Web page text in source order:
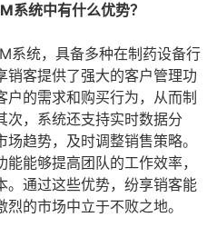
系统中有什么优势？
系统，具备多种在制药设备行
销客提供了强大的客户管理功
的需求和购买行为，从而制
次，系统还支持实时数据分
趋势，及时调整销售策略。
能够提高团队的工作效率，
。通过这些优势，纷享销客能
的市场中立于不败之地。